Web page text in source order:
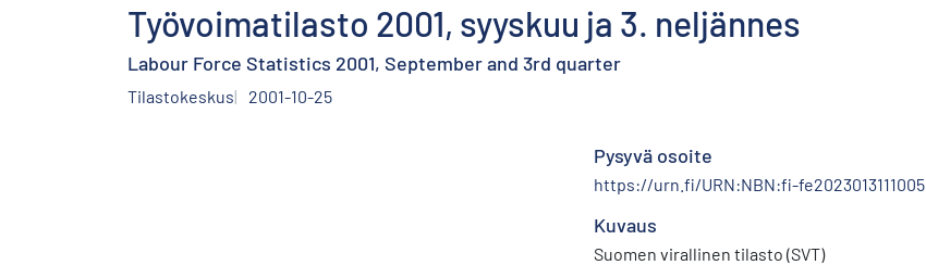
Työvoimatilasto 2001, syyskuu ja 3. neljännes
Labour Force Statistics 2001, September and 3rd quarter
Tilastokeskus 2001-10-25
Pysyvä osoite
https://urn.fi/URN:NBN:fi-fe2023013111005
Kuvaus
Suomen virallinen tilasto (SVT)